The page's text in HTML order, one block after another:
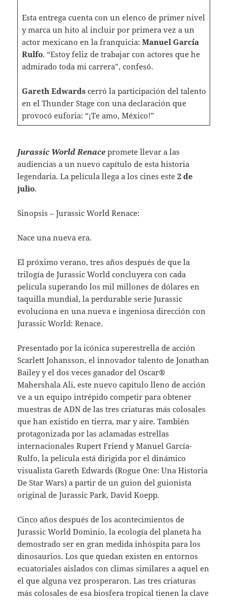
Esta entrega cuenta con un elenco de primer nivel
y marca un hito al incluir por primera vez a un
actor mexicano en la franquicia: Manuel García
Rulfo. “Estoy feliz de trabajar con actores que he
admirado toda mi carrera”, confesó.
Gareth Edwardscerró la participación del talento
en el Thunder Stage con una declaración que
provocó euforia: “¡Te amo, México!”
Jurassic World Renace promete llevar a las
audiencias a un nuevo capítulo de esta historia
legendaria. La película llega a los cines este2 de
julio.
Sinopsis – Jurassic World Renace:
Nace una nueva era.
El próximo verano, tres años después de que la
trilogía de Jurassic World concluyera con cada
película superando los mil millones de dólares en
taquilla mundial, la perdurable serie Jurassic
evoluciona en una nueva e ingeniosa dirección con
Jurassic World: Renace.
Presentado por la icónica superestrella de acción
Scarlett Johansson, el innovador talento de Jonathan
Bailey y el dos veces ganador del Oscar®
Mahershala Ali, este nuevo capítulo lleno de acción
ve a un equipo intrépido competir para obtener
muestras de ADN de las tres criaturas más colosales
que han existido en tierra, mar y aire. También
protagonizada por las aclamadas estrellas
internacionales Rupert Friend y Manuel García-
Rulfo, la película está dirigida por el dinámico
visualista Gareth Edwards (Rogue One: Una Historia
De Star Wars) a partir de un guion del guionista
original de Jurassic Park, David Koepp.
Cinco años después de los acontecimientos de
Jurassic World Dominio, la ecología del planeta ha
demostrado ser en gran medida inhóspita para los
dinosaurios. Los que quedan existen en entornos
ecuatoriales aislados con climas similares a aquel en
el que alguna vez prosperaron. Las tres criaturas
más colosales de esa biosfera tropical tienen la clave